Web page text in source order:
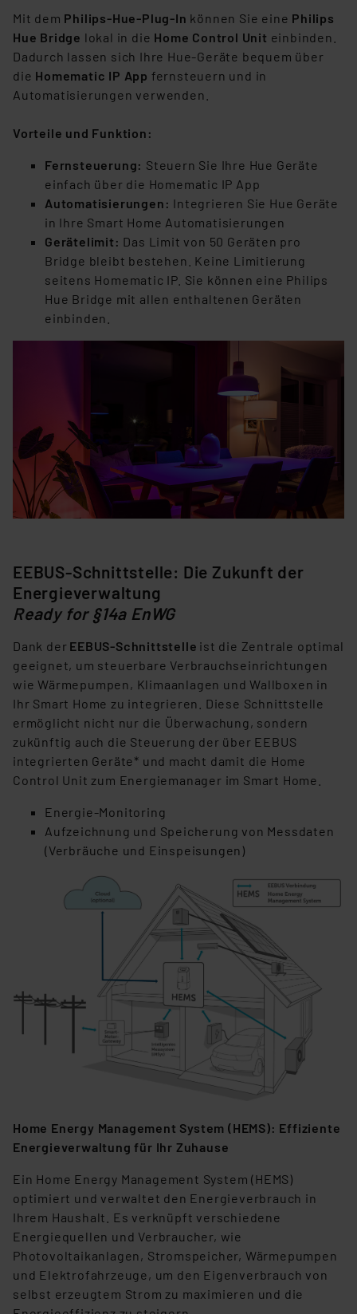
Mit dem Philips-Hue-Plug-In können Sie eine Philips
Hue Bridge lokal in die Home Control Unit einbinden.
Dadurch lassen sich Ihre Hue-Geräte bequem über
die Homematic IP App fernsteuern und in
Automatisierungen verwenden.
Vorteile und Funktion:
Fernsteuerung: Steuern Sie Ihre Hue Geräte
einfach über die Homematic IP App
Automatisierungen: Integrieren Sie Hue Geräte
in Ihre Smart Home Automatisierungen
Gerätelimit: Das Limit von 50 Geräten pro
Bridge bleibt bestehen. Keine Limitierung
seitens Homematic IP. Sie können eine Philips
Hue Bridge mit allen enthaltenen Geräten
einbinden.
EEBUS-Schnittstelle: Die Zukunft der
Energieverwaltung
Ready for §14a EnWG
Dank der EEBUS-Schnittstelle ist die Zentrale optimal
geeignet, um steuerbare Verbrauchseinrichtungen
wie Wärmepumpen, Klimaanlagen und Wallboxen in
Ihr Smart Home zu integrieren. Diese Schnittstelle
ermöglicht nicht nur die Überwachung, sondern
zukünftig auch die Steuerung der über EEBUS
integrierten Geräte* und macht damit die Home
Control Unit zum Energiemanager im Smart Home.
Energie-Monitoring
Aufzeichnung und Speicherung von Messdaten
(Verbräuche und Einspeisungen)
Home Energy Management System (HEMS): Effiziente
Energieverwaltung für Ihr Zuhause
Ein Home Energy Management System (HEMS)
optimiert und verwaltet den Energieverbrauch in
Ihrem Haushalt. Es verknüpft verschiedene
Energiequellen und Verbraucher, wie
Photovoltaikanlagen, Stromspeicher, Wärmepumpen
und Elektrofahrzeuge, um den Eigenverbrauch von
selbst erzeugtem Strom zu maximieren und die